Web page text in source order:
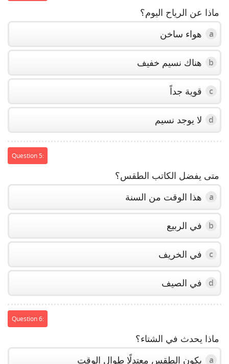
ماذا عن الرياح اليوم؟
a هواء ساخن
b هناك نسيم خفيف
c قوية جداً
d لا يوجد نسيم
Question 5:
متى يفضل الكاتب الطقس؟
a هذا الوقت من السنة
b في الربيع
c في الخريف
d في الصيف
Question 6:
ماذا يحدث في الشتاء؟
a يكون الطقس معتدلًا طوال الوقت